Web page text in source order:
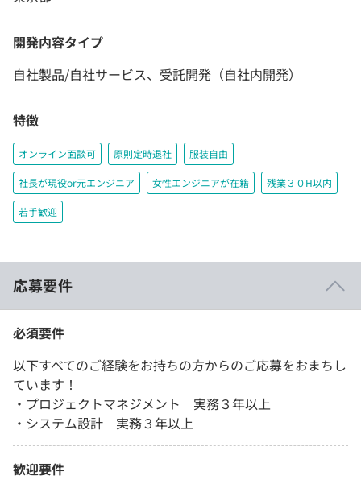
開発内容タイプ
自社製品/自社サービス、受託開発（自社内開発）
特徴
オンライン面談可 原則定時退社 服装自由
社長が現役or元エンジニア 女性エンジニアが在籍 残業３０H以内
若手歓迎
応募要件
必須要件
以下すべてのご経験をお持ちの方からのご応募をおまちし
ています！
・プロジェクトマネジメント 実務３年以上
・システム設計 実務３年以上
歓迎要件